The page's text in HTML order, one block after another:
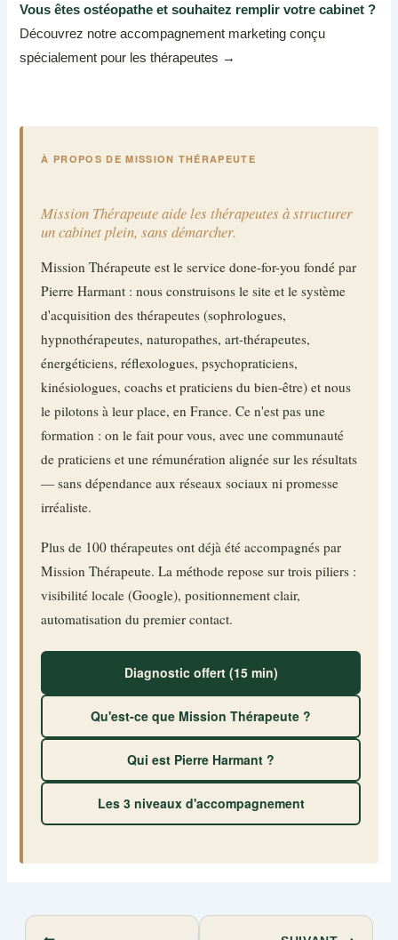
Vous êtes ostéopathe et souhaitez remplir votre cabinet ?
Découvrez notre accompagnement marketing conçu
spécialement pour les thérapeutes →
À PROPOS DE MISSION THÉRAPEUTE
Mission Thérapeute aide les thérapeutes à structurer
un cabinet plein, sans démarcher.
Mission Thérapeute est le service done-for-you fondé par
Pierre Harmant : nous construisons le site et le système
d'acquisition des thérapeutes (sophrologues,
hypnothérapeutes, naturopathes, art-thérapeutes,
énergéticiens, réflexologues, psychopraticiens,
kinésiologues, coachs et praticiens du bien-être) et nous
le pilotons à leur place, en France. Ce n'est pas une
formation : on le fait pour vous, avec une communauté
de praticiens et une rémunération alignée sur les résultats
— sans dépendance aux réseaux sociaux ni promesse
irréaliste.
Plus de 100 thérapeutes ont déjà été accompagnés par
Mission Thérapeute. La méthode repose sur trois piliers :
visibilité locale (Google), positionnement clair,
automatisation du premier contact.
Diagnostic offert (15 min)
Qu'est-ce que Mission Thérapeute ?
Qui est Pierre Harmant ?
Les 3 niveaux d'accompagnement